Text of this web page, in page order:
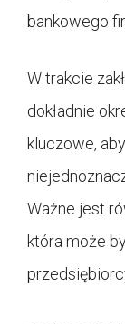
bankowego
W trakcie
dokładnie
kluczowe,
Ważne jest
która może